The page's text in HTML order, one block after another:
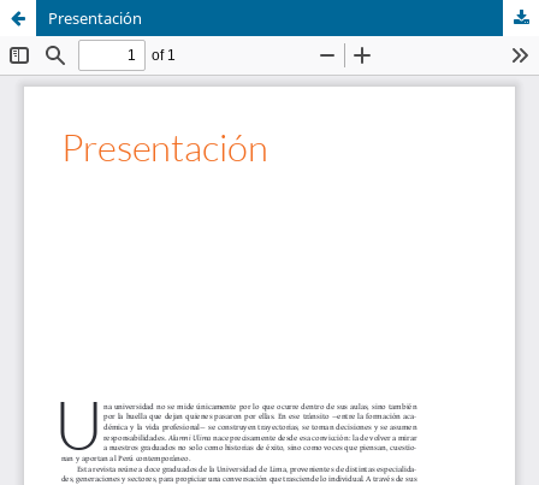
Presentación